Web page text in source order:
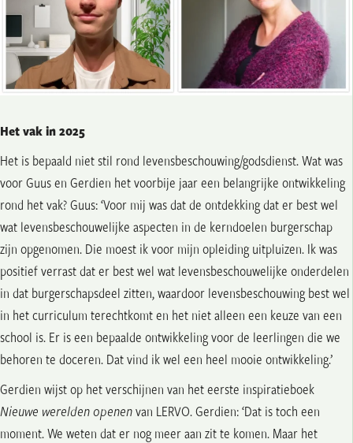
Het vak in 2025
Het is bepaald niet stil rond levensbeschouwing/godsdienst. Wat was
voor Guus en Gerdien het voorbije jaar een belangrijke ontwikkeling
rond het vak? Guus: ‘Voor mij was dat de ontdekking dat er best wel
wat levensbeschouwelijke aspecten in de kerndoelen burgerschap
zijn opgenomen. Die moest ik voor mijn opleiding uitpluizen. Ik was
positief verrast dat er best wel wat levensbeschouwelijke onderdelen
in dat burgerschapsdeel zitten, waardoor levensbeschouwing best wel
in het curriculum terechtkomt en het niet alleen een keuze van een
school is. Er is een bepaalde ontwikkeling voor de leerlingen die we
behoren te doceren. Dat vind ik wel een heel mooie ontwikkeling.’
Gerdien wijst op het verschijnen van het eerste inspiratieboek
Nieuwe werelden openenvan LERVO. Gerdien: ‘Dat is toch een
moment. We weten dat er nog meer aan zit te komen. Maar het